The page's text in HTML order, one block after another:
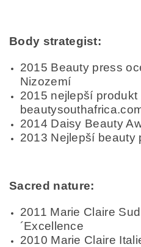
Body strategist:
2015 Beauty press
Nizozemí
2015 nejlepší
2014 Daisy Beauty
2013 Nejlepší beauty
Sacred nature:
2011 Marie Claire
´Excellence
2010 Marie Claire